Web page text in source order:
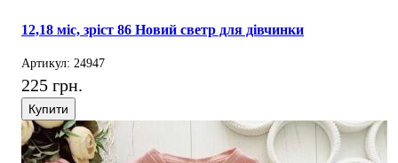
12,18 міс, зріст 86 Новий светр для дівчинки
Артикул: 24947
225 грн.
Купити